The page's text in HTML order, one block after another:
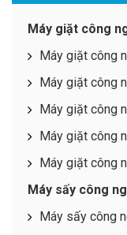
Máy giặt công
Máy giặt công
Máy giặt công
Máy giặt công
Máy giặt công
Máy giặt công
Máy sấy công
Máy sấy công